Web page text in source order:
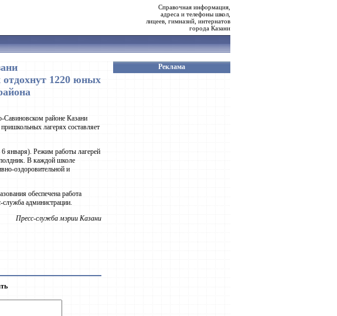
Справочная информация,
адреса и телефоны школ,
лицеев, гимназий, интернатов
города Казани
1220 юных
Савиновском районе Казани
лагерях составляет
января). Режим работы лагерей
В каждой школе
оздоровительной и
обеспечена работа
администрации.
Пресс-служба мэрии Казани
Реклама